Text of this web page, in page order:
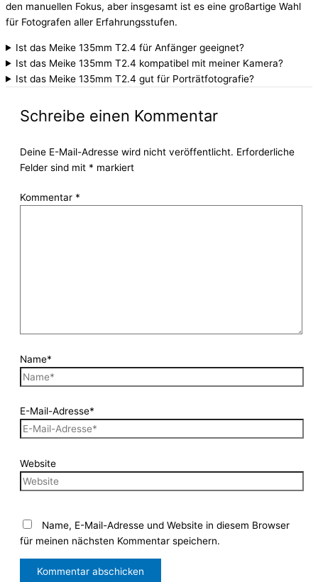
den manuellen Fokus, aber insgesamt ist es eine großartige Wahl
für Fotografen aller Erfahrungsstufen.
Ist das Meike 135mm T2.4 für Anfänger geeignet?
Ist das Meike 135mm T2.4 kompatibel mit meiner Kamera?
Ist das Meike 135mm T2.4 gut für Porträtfotografie?
Schreibe einen Kommentar
Deine E-Mail-Adresse wird nicht veröffentlicht. Erforderliche
Felder sind mit * markiert
Kommentar *
Name*
E-Mail-Adresse*
Website
Name, E-Mail-Adresse und Website in diesem Browser
für meinen nächsten Kommentar speichern.